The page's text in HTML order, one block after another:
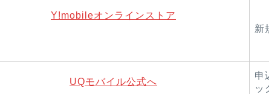
Y!mobileオンラインストア
新
UQモバイル公式へ
申
ッ